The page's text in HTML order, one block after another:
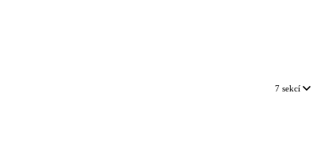
7 sekcí